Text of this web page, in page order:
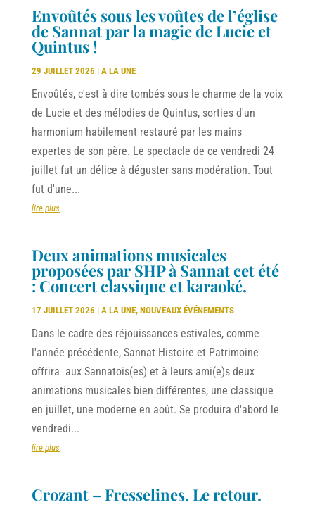
Envoûtés sous les voûtes de l’église
de Sannat par la magie de Lucie et
Quintus !
29 JUILLET 2026 | A LA UNE
Envoûtés, c'est à dire tombés sous le charme de la voix
de Lucie et des mélodies de Quintus, sorties d'un
harmonium habilement restauré par les mains
expertes de son père. Le spectacle de ce vendredi 24
juillet fut un délice à déguster sans modération. Tout
fut d'une...
lire plus
Deux animations musicales
proposées par SHP à Sannat cet été
: Concert classique et karaoké.
17 JUILLET 2026 | A LA UNE, NOUVEAUX ÉVÉNEMENTS
Dans le cadre des réjouissances estivales, comme
l'année précédente, Sannat Histoire et Patrimoine
offrira aux Sannatois(es) et à leurs ami(e)s deux
animations musicales bien différentes, une classique
en juillet, une moderne en août. Se produira d'abord le
vendredi...
lire plus
Crozant – Fresselines. Le retour.